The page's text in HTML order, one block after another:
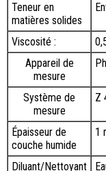
Teneur en
matières solides
Viscosité :
Appareil de
mesure
Système de
mesure
Z
Épaisseur de
couche humide
1
Diluant/Nettoyant